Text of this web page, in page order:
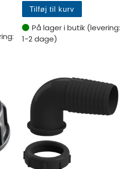
Tilføj til kurv
På lager i butik (levering:
1-2 dage)